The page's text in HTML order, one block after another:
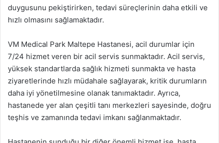
duygusunu pekiştirirken, tedavi süreçlerinin daha etkili ve
hızlı olmasını sağlamaktadır.
VM Medical Park Maltepe Hastanesi, acil durumlar için
7/24 hizmet veren bir acil servis sunmaktadır. Acil servis,
yüksek standartlarda sağlık hizmeti sunmakta ve hasta
ziyaretlerinde hızlı müdahale sağlayarak, kritik durumların
daha iyi yönetilmesine olanak tanımaktadır. Ayrıca,
hastanede yer alan çeşitli tanı merkezleri sayesinde, doğru
teşhis ve zamanında tedavi imkanı sağlanmaktadır.